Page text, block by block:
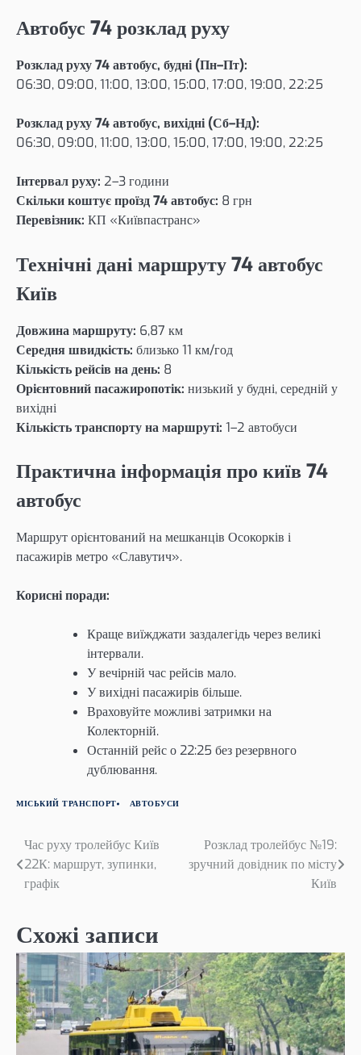
Автобус 74 розклад руху
Розклад руху 74 автобус, будні (Пн–Пт):
06:30, 09:00, 11:00, 13:00, 15:00, 17:00, 19:00, 22:25
Розклад руху 74 автобус, вихідні (Сб–Нд):
06:30, 09:00, 11:00, 13:00, 15:00, 17:00, 19:00, 22:25
Інтервал руху: 2–3 години
Скільки коштує проїзд 74 автобус: 8 грн
Перевізник: КП «Київпастранс»
Технічні дані маршруту 74 автобус
Київ
Довжина маршруту: 6,87 км
Середня швидкість: близько 11 км/год
Кількість рейсів на день: 8
Орієнтовний пасажиропотік: низький у будні, середній у
вихідні
Кількість транспорту на маршруті: 1–2 автобуси
Практична інформація про київ 74
автобус
Маршрут орієнтований на мешканців Осокорків і
пасажирів метро «Славутич».
Корисні поради:
Краще виїжджати заздалегідь через великі
інтервали.
У вечірній час рейсів мало.
У вихідні пасажирів більше.
Враховуйте можливі затримки на
Колекторній.
Останній рейс о 22:25 без резервного
дублювання.
МІСЬКИЙ ТРАНСПОРТ АВТОБУСИ
Навігація
записів
Час руху тролейбус Київ
22К: маршрут, зупинки,
графік
Розклад тролейбус №19:
зручний довідник по місту
Київ
Схожі записи